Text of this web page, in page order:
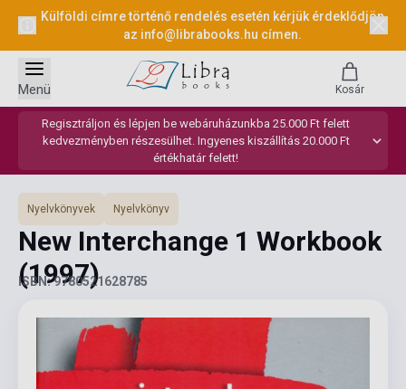
Külföldi címre történő rendelés esetén kérjük érdeklődjön
az info@librabooks.hu címen.
Regisztráljon és lépjen be webáruházunkba 25.000 Ft felett
kedvezményben részesülhet. Ingyenes kiszállítás 20.000 Ft
értékhatár felett!
Menü Kosár
Nyelvkönyvek Nyelvkönyv
New Interchange 1 Workbook
(1997)
ISBN: 9780521628785